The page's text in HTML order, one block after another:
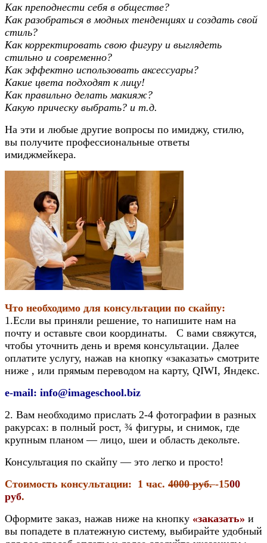
Как преподнести себя в обществе?
Как разобраться в модных тенденциях и создать свой
стиль?
Как корректировать свою фигуру и выглядеть
стильно и современно?
Как эффектно использовать аксессуары?
Какие цвета подходят к лицу!
Как правильно делать макияж?
Какую прическу выбрать? и т.д.
На эти и любые другие вопросы по имиджу, стилю,
вы получите профессиональные ответы
имиджмейкера.
Что необходимо для консультации по скайпу:
1.Если вы приняли решение, то напишите нам на
почту и оставьте свои координаты. С вами свяжутся,
чтобы уточнить день и время консультации. Далее
оплатите услугу, нажав на кнопку «заказать» смотрите
ниже , или прямым переводом на карту, QIWI, Яндекс.
e-mail: info@imageschool.biz
2. Вам необходимо прислать 2-4 фотографии в разных
ракурсах: в полный рост, ¾ фигуры, и снимок, где
крупным планом — лицо, шеи и область декольте.
Консультация по скайпу — это легко и просто!
Стоимость консультации: 1 час. 4000 руб.-1500
руб.
Оформите заказ, нажав ниже на кнопку «заказать» и
вы попадете в платежную систему, выбирайте удобный